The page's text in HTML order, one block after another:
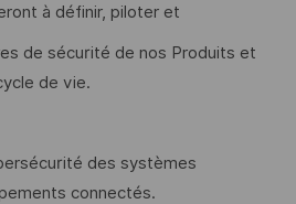
à définir, piloter et
de sécurité de nos Produits et
de vie.
des systèmes
connectés.